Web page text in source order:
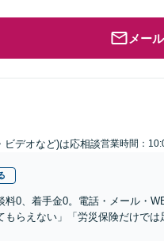
メー
ビデオなど)は応相談営業時間：
0、着手金0。電話・メール・
もらえない」「労災保険だけで